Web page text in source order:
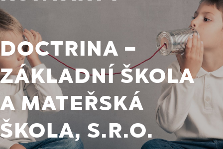
DOCTRINA –
ZÁKLADNÍ ŠKOLA
A MATEŘSKÁ
ŠKOLA, S.R.O.